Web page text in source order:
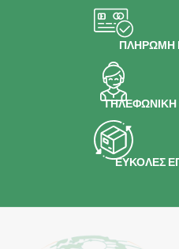
ΠΛΗΡΩΜΗ
ΕΥΚΟΛΕΣ